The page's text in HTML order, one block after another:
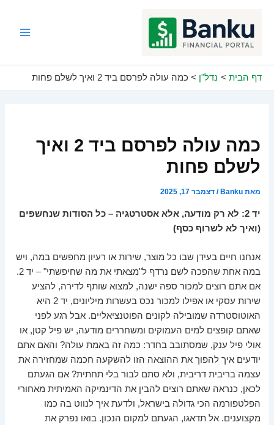
דף הבית נדל"ן כמה עולה לפרסם ביד 2 ואיך לשלם פחות
כמה עולה לפרסם ביד 2 ואיך
לשלם פחות
מאתBanku
/דצמבר 17, 2025
יד 2: לא רק מודעה, אלא אסטרטגיה – כל הסודות שנחשפים
(ואיך לא לשרוף כסף)
אנחנו חיים בעידן שבו כל מוצר, שירות או רעיון מחפשים במה, ויש
במה אחת שהפכה לשם נרדף ל"מצאתי את מה שחיפשתי" – יד 2.
אם אתם רוצים למכור ספה ישנה, למצוא שותף לדירה, להציע
שירות עסקי או אפילו למכור נכס בעשרות מיליונים, יד 2 היא
האוטוסטרדה שמובילה לקונים הפוטנציאליים. אבל רגע לפני
שאתם קופצים למים העמוקים ומשחררים מודעה, יש פיל קטן, או
אולי פיל ענק, שמסתובב בחדר: כמה זה באמת עולה? והאם אתם
יודעים איך להפוך את ההוצאה הזו להשקעה חכמה שמחזירה את
עצמה בריבית דריבית, ולא סתם לבור בלי תחתית? אם הגעתם
לכאן, כנראה שאתם רוצים להבין את הדינמיקה האמיתית מאחורי
הפלטפורמה הכי גדולה בישראל, ולדעת איך לנווט בה כמו
מקצוענים. אל תדאגו, הגעתם למקום הנכון. בואו נפרק את